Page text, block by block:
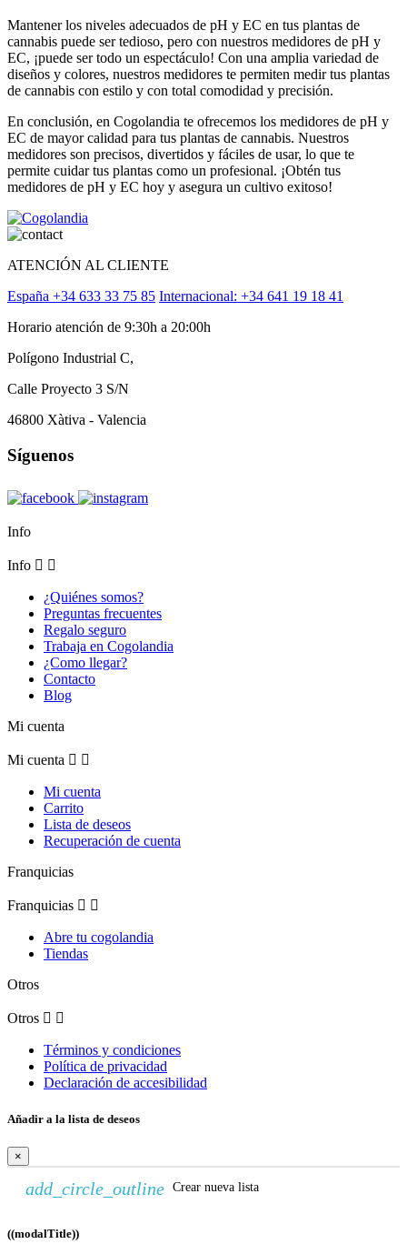
Mantener los niveles adecuados de pH y EC en tus plantas de
cannabis puede ser tedioso, pero con nuestros medidores de pH y
EC, ¡puede ser todo un espectáculo! Con una amplia variedad de
diseños y colores, nuestros medidores te permiten medir tus plantas
de cannabis con estilo y con total comodidad y precisión.
En conclusión, en Cogolandia te ofrecemos los medidores de pH y
EC de mayor calidad para tus plantas de cannabis. Nuestros
medidores son precisos, divertidos y fáciles de usar, lo que te
permite cuidar tus plantas como un profesional. ¡Obtén tus
medidores de pH y EC hoy y asegura un cultivo exitoso!
ATENCIÓN AL CLIENTE
España +34 633 33 75 85 Internacional: +34 641 19 18 41
Horario atención de 9:30h a 20:00h
Polígono Industrial C,
Calle Proyecto 3 S/N
46800 Xàtiva - Valencia
Síguenos
Info
Info  
¿Quiénes somos?
Preguntas frecuentes
Regalo seguro
Trabaja en Cogolandia
¿Como llegar?
Contacto
Blog
Mi cuenta
Mi cuenta  
Mi cuenta
Carrito
Lista de deseos
Recuperación de cuenta
Franquicias
Franquicias  
Abre tu cogolandia
Tiendas
Otros
Otros  
Términos y condiciones
Política de privacidad
Declaración de accesibilidad
Añadir a la lista de deseos
×
add_circle_outline Crear nueva lista
((modalTitle))